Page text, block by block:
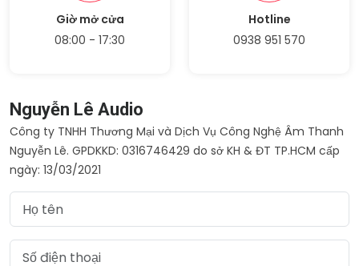
Giờ mở cửa
08:00 - 17:30
Hotline
0938 951 570
Nguyễn Lê Audio
Công ty TNHH Thương Mại và Dịch Vụ Công Nghệ Âm Thanh
Nguyễn Lê. GPDKKD: 0316746429 do sở KH & ĐT TP.HCM cấp
ngày: 13/03/2021